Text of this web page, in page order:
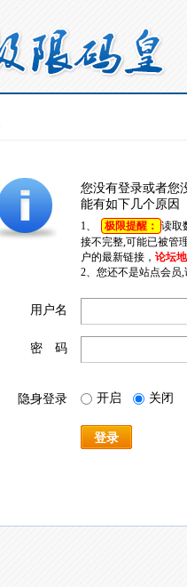
您没有登录或者您
能有如下几个原因
1、 极限提醒： 读取
接不完整,可能已被管
户的最新链接， 论坛
2、您还不是站点会员
用户名
密 码
隐身登录 开启 关闭
登录